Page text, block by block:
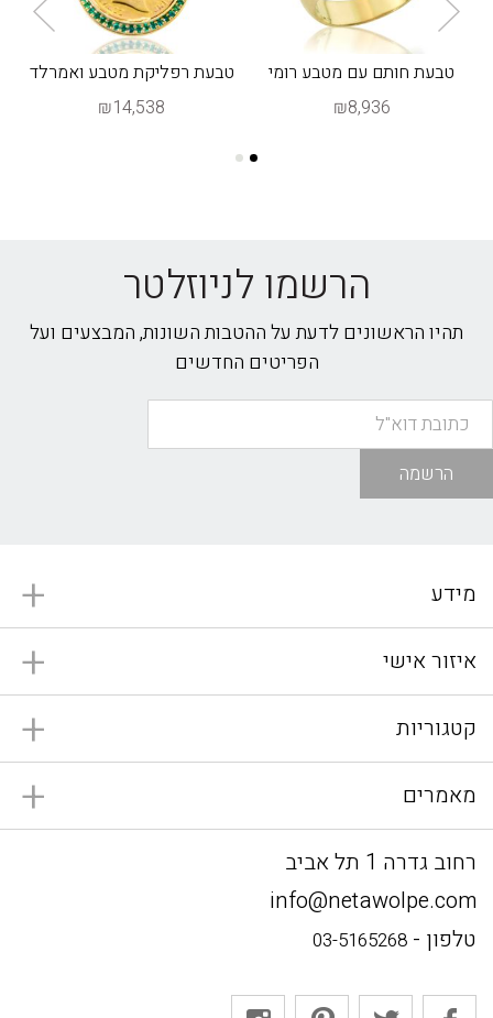
טבעת חותם עם מטבע רומי
₪8,936
טבעת רפליקת מטבע ואמרלד
₪14,538
הרשמו לניוזלטר
תהיו הראשונים לדעת על ההטבות השונות, המבצעים ועל
הפריטים החדשים
הרשמה
מידע
איזור אישי
קטגוריות
מאמרים
רחוב גדרה 1 תל אביב
info@netawolpe.com
טלפון - 03-5165268